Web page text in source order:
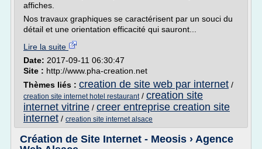
affiches.
Nos travaux graphiques se caractérisent par un souci du
détail et une orientation efficacité qui sauront...
Lire la suite
Date: 2017-09-11 06:30:47
Site : http://www.pha-creation.net
Thèmes liés : creation de site web par internet /
creation site internet hotel restaurant/ creation site
internet vitrine / creer entreprise creation site
internet / creation site internet alsace
Création de Site Internet - Meosis › Agence